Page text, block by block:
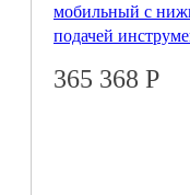
мобильный с
подачей
365 368 Р